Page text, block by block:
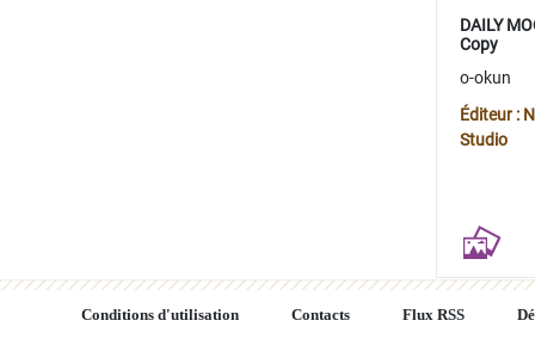
DAILY
Copy
o-okun
Éditeur :
Studio
Conditions d'utilisation Contacts Flux RSS